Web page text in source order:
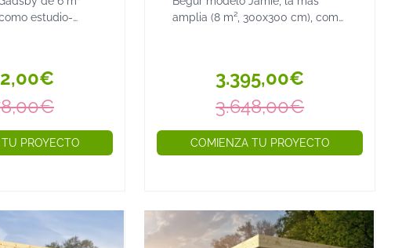
estudio-
PROYECTO
amplia (8 m², 300x300 cm), como
3.395,00€
3.648,00€
COMIENZA TU PROYECTO